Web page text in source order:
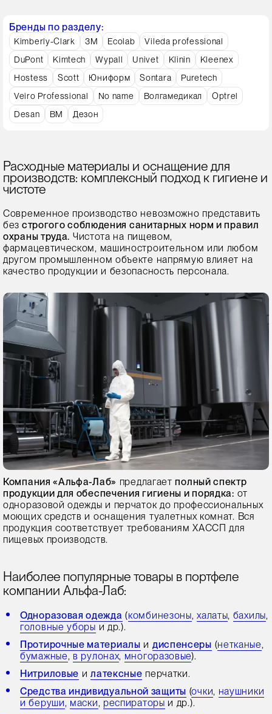
Бренды по разделу:
Kimberly-Clark 3M Ecolab
Vileda professional
DuPont
Kimtech Wypall Univet Klinin
Kleenex
Hostess
Scott Юниформ Sontara
Puretech
Veiro Professional
No name Волгамедикал
Optrel
Desan
ВМ Дезон
Расходные материалы и оснащение для
производств: комплексный подход к гигиене и
чистоте
Современное производство невозможно представить
без строгого соблюдения санитарных норм и правил
охраны труда. Чистота на пищевом,
фармацевтическом, машиностроительном или любом
другом промышленном объекте напрямую влияет на
качество продукции и безопасность персонала.
Компания «Альфа-Лаб» предлагаетполный спектр
продукции для обеспечения гигиены и порядка: от
одноразовой одежды и перчаток до профессиональных
моющих средств и оснащения туалетных комнат. Вся
продукция соответствует требованиям ХАССП для
пищевых производств.
Наиболее популярные товары в портфеле
компании Альфа-Лаб:
Одноразовая одежда (комбинезоны,халаты, бахилы,
головные уборы и др.).
Протирочные материалы и диспенсеры (нетканые,
бумажные, в рулонах, многоразовые).
Нитриловые илатексные перчатки.
Средства индивидуальной защиты (очки, наушники
и беруши, маски, респираторы и др.).